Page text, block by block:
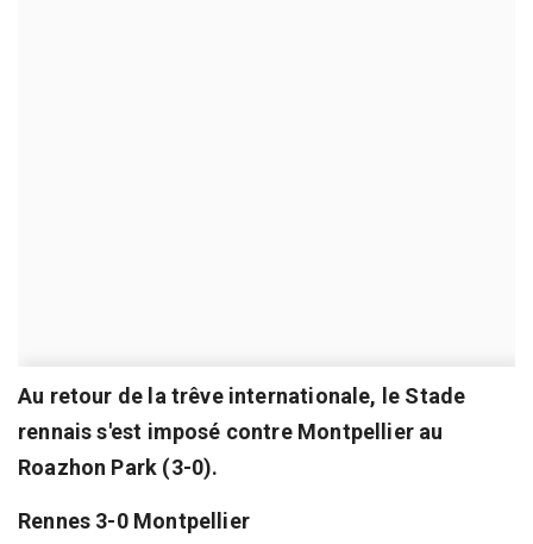
Au retour de la trêve internationale, le Stade
rennais s'est imposé contre Montpellier au
Roazhon Park (3-0).
Rennes 3-0 Montpellier